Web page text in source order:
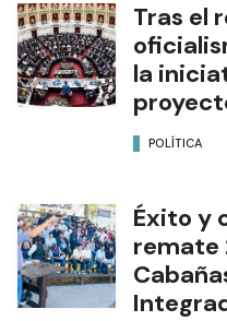
Tras el
la
POLÍTICA
Éxito y
remate